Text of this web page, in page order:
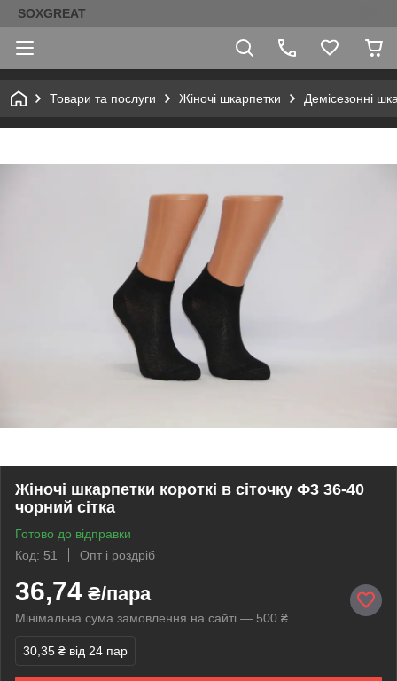
SOXGREAT
Товари та послуги Жіночі шкарпетки Демісезонні
Жіночі шкарпетки короткі в сіточку Ф3 36-40
чорний сітка
Готово до відправки
Код: 51
Опт і роздріб
36,74 ₴/пара
Мінімальна сума замовлення на сайті — 500 ₴
30,35 ₴ від 24 пар